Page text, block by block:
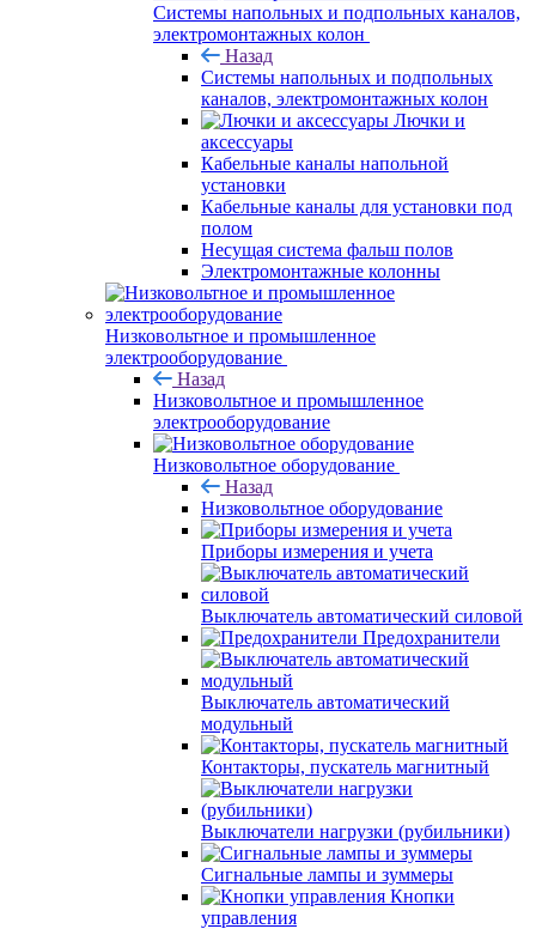
Системы напольных и подпольных каналов,
электромонтажных колон
Назад
Системы напольных и подпольных
каналов, электромонтажных колон
Лючки и
аксессуары
Кабельные каналы напольной
установки
Кабельные каналы для установки под
полом
Несущая система фальш полов
Электромонтажные колонны
Низковольтное и промышленное
электрооборудование
Назад
Низковольтное и промышленное
электрооборудование
Низковольтное оборудование
Назад
Низковольтное оборудование
Приборы измерения и учета
Выключатель автоматический силовой
Предохранители
Выключатель автоматический
модульный
Контакторы, пускатель магнитный
Выключатели нагрузки (рубильники)
Сигнальные лампы и зуммеры
Кнопки
управления